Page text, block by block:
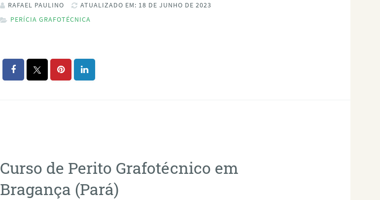
RAFAEL PAULINO
ATUALIZADO EM: 18 DE JUNHO DE 2023
PERÍCIA GRAFOTÉCNICA
Curso de Perito Grafotécnico em
Bragança (Pará)